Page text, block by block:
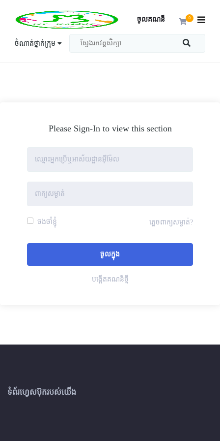
ចំណាត់ថ្នាក់ក្រុម
0
ចូលគណនី
Please Sign-In to view this section
ចងចាំខ្ញុំ ភ្លេចពាក្យសម្ងាត់?
បង្កើតគណនីថ្មី
ទំព័រហ្វេសប៊ុករបស់យើង